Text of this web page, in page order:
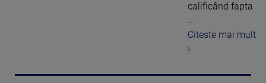
calificând fapta
...
Citeste mai mult
›